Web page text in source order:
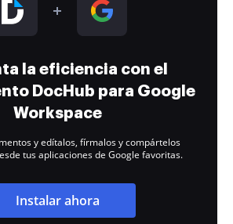
la eficiencia con el
DocHub para Google
Workspace
y edítalos, fírmalos y compártelos
tus aplicaciones de Google favoritas.
Instalar ahora